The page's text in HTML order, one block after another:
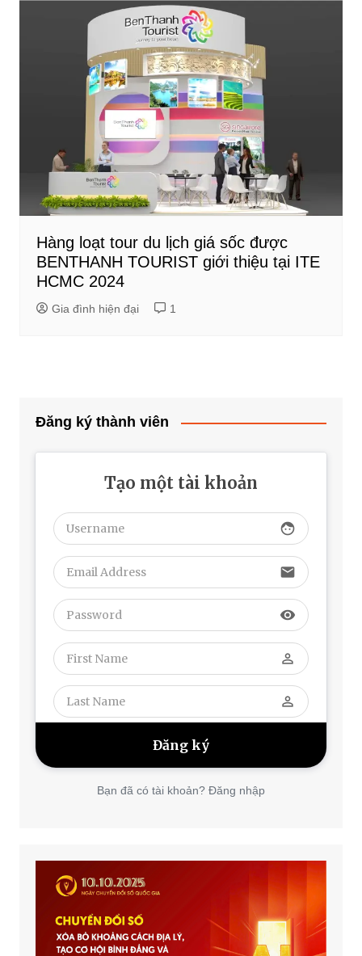
Hàng loạt tour du lịch giá sốc được
BENTHANH TOURIST giới thiệu tại ITE
HCMC 2024
Gia đình hiện đại 1
Đăng ký thành viên
Tạo một tài khoản
face
email
visibility
perm_identity
perm_identity
Bạn đã có tài khoản? Đăng nhập